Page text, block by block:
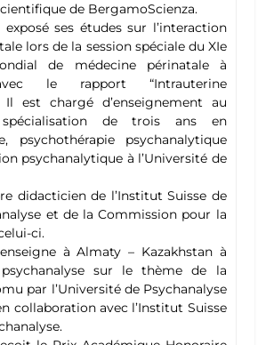
de BergamoScienza.
exposé ses études sur l’interaction
lors de la session spéciale du XIe
de médecine périnatale à
le rapport “Intrauterine
Il est chargé d’enseignement au
de trois ans en
psychothérapie psychanalytique
psychanalytique à l’Université de
didacticien de l’Institut Suisse de
et de la Commission pour la
ci.
à Almaty – Kazakhstan à
sur le thème de la
par l’Université de Psychanalyse
collaboration avec l’Institut Suisse